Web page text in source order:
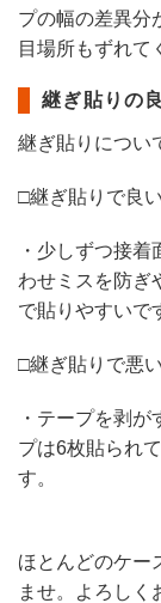
プの幅の差異分
目場所もずれて
継ぎ貼りの
継ぎ貼りについ
□継ぎ貼りで良
・少しずつ接
わせミスを防ぎ
で貼りやすいで
□継ぎ貼りで悪
・テープを剥
プは6枚貼られ
す。
ほとんどのケー
ませ。よろしく